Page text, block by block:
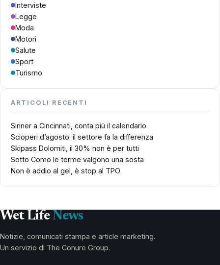
Interviste
Legge
Moda
Motori
Salute
Sport
Turismo
ARTICOLI RECENTI
Sinner a Cincinnati, conta più il calendario
Scioperi d’agosto: il settore fa la differenza
Skipass Dolomiti, il 30% non è per tutti
Sotto Como le terme valgono una sosta
Non è addio al gel, è stop al TPO
Wet Life News
Notizie, comunicati stampa e article marketing.
Un servizio di The Conure Group.